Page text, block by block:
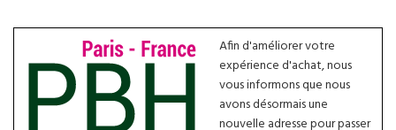
Afin d'améliorer votre
expérience d'achat, nous
vous informons que nous
avons désormais une
nouvelle adresse pour passer